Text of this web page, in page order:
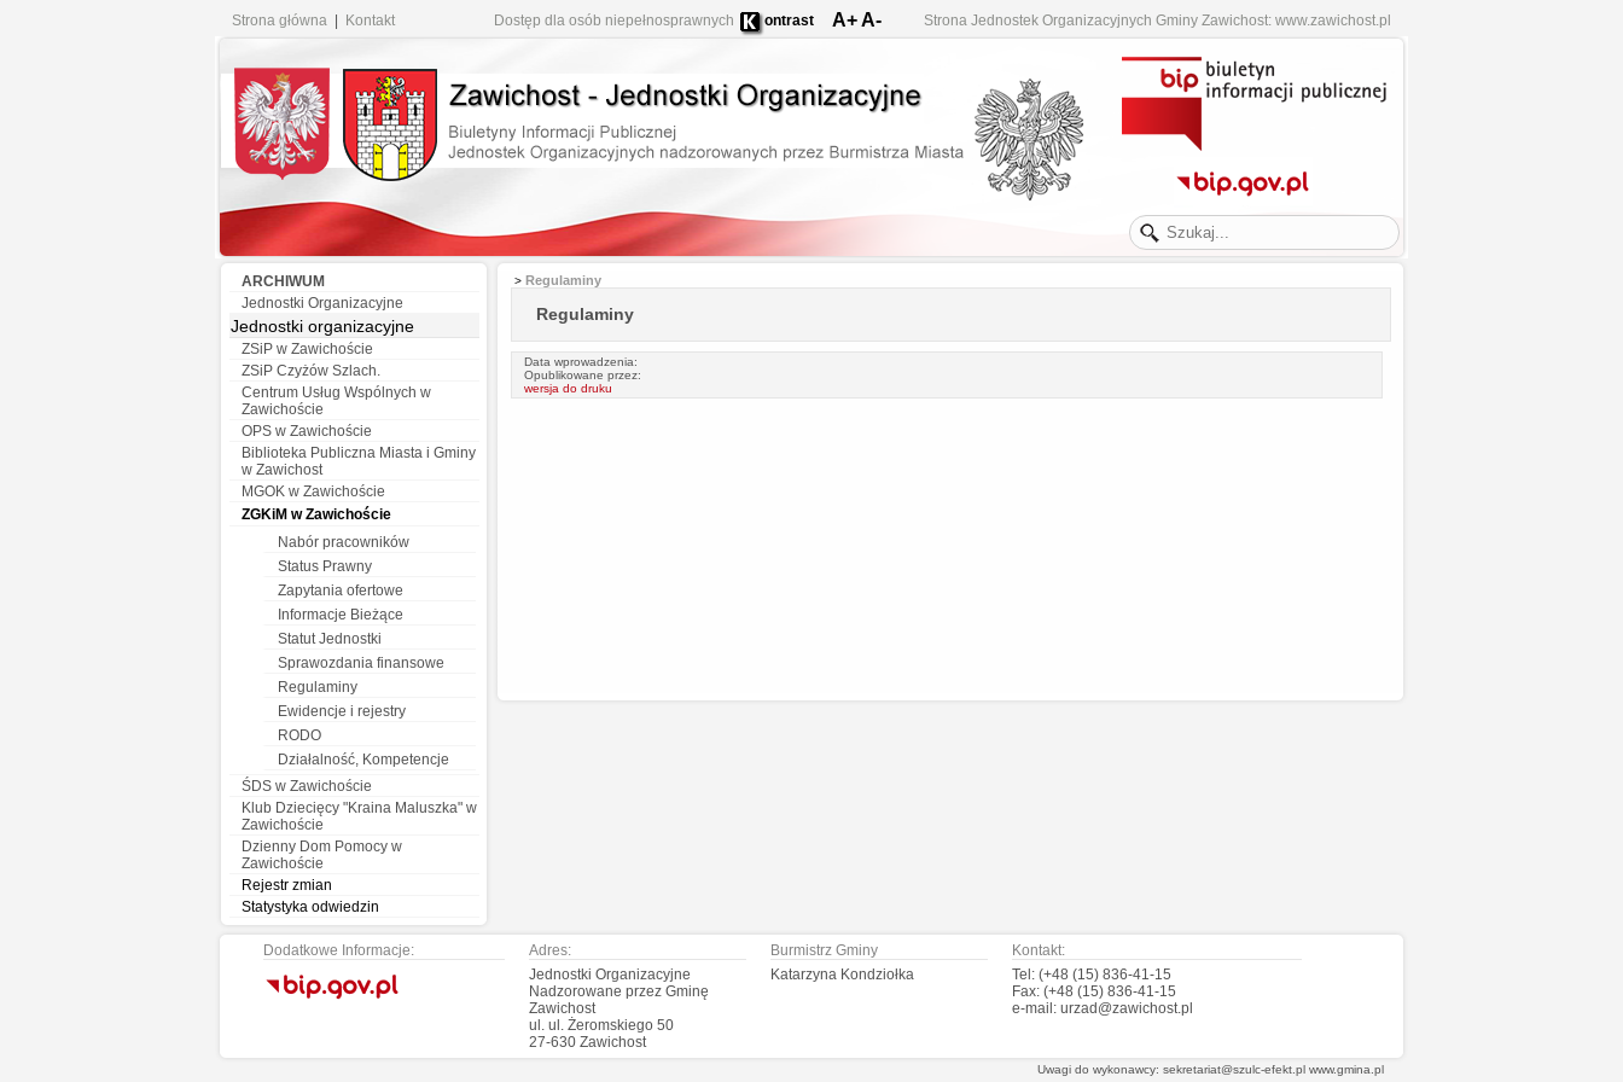
Strona główna Kontakt Dostęp dla osób niepełnosprawnych ontrast A+A- Strona Jednostek Organizacyjnych Gminy Zawichost: www.zawichost.pl
ARCHIWUM
Jednostki Organizacyjne
Jednostki organizacyjne
ZSiP w Zawichoście
ZSiP Czyżów Szlach.
Centrum Usług Wspólnych w
Zawichoście
OPS w Zawichoście
Biblioteka Publiczna Miasta i Gminy
w Zawichost
MGOK w Zawichoście
ZGKiM w Zawichoście
Nabór pracowników
Status Prawny
Zapytania ofertowe
Informacje Bieżące
Statut Jednostki
Sprawozdania finansowe
Regulaminy
Ewidencje i rejestry
RODO
Działalność, Kompetencje
ŚDS w Zawichoście
Klub Dziecięcy "Kraina Maluszka" w
Zawichoście
Dzienny Dom Pomocy w
Zawichoście
Rejestr zmian
Statystyka odwiedzin
> Regulaminy
Regulaminy
Data wprowadzenia:
Opublikowane przez:
wersja do druku
Dodatkowe Informacje:
Adres:
Jednostki Organizacyjne
Nadzorowane przez Gminę
Zawichost
ul. ul. Żeromskiego 50
27-630 Zawichost
Burmistrz Gminy
Katarzyna Kondziołka
Kontakt:
Tel: (+48 (15) 836-41-15
Fax: (+48 (15) 836-41-15
e-mail: urzad@zawichost.pl
Uwagi do wykonawcy: sekretariat@szulc-efekt.pl www.gmina.pl